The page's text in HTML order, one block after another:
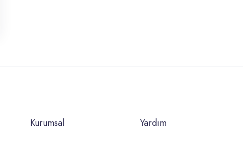
Kurumsal Yardım